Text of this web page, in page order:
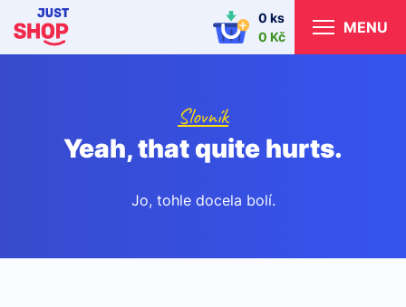
0 ks
0 Kč
MENU
Slovník
Yeah, that quite hurts.
Jo, tohle docela bolí.